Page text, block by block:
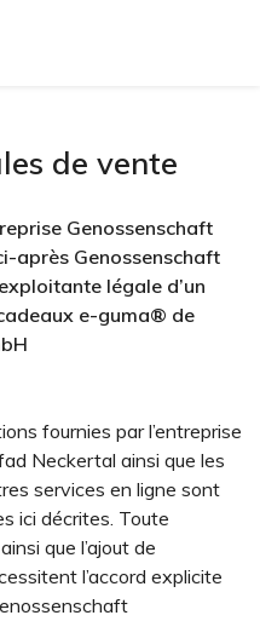
de vente
Genossenschaft
après Genossenschaft
légale d’un
e-guma® de
fournies par l’entreprise
Neckertal ainsi que les
services en ligne sont
ici décrites. Toute
que l’ajout de
l’accord explicite